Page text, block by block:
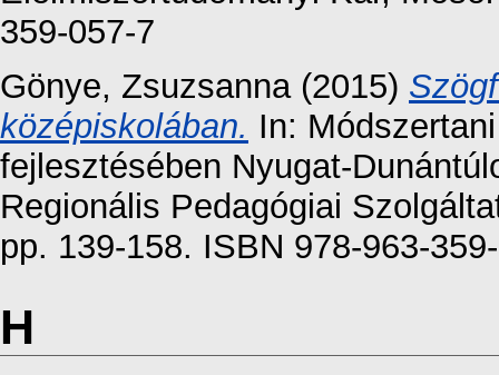
359-057-7
Gönye, Zsuzsanna(2015)
középiskolában. In:
fejlesztésében Nyugat-
Regionális Pedagógiai
pp. 139-158. ISBN 978-963-
H